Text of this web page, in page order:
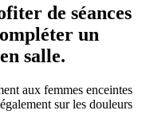
de séances
un
salle.
aux femmes enceintes
sur les douleurs